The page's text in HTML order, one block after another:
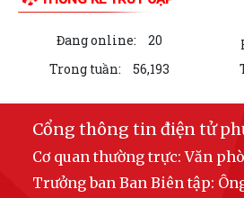
Đang online: 20
Trong tuần:
56,193
Cổng thông tin điện tử
Cơ quan thường trực: Văn
Trưởng ban Ban Biên tập: